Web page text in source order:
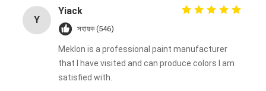
Y
Yiack
সহায়ক (546)
Meklon is a professional paint manufacturer
that I have visited and can produce colors I am
satisfied with.